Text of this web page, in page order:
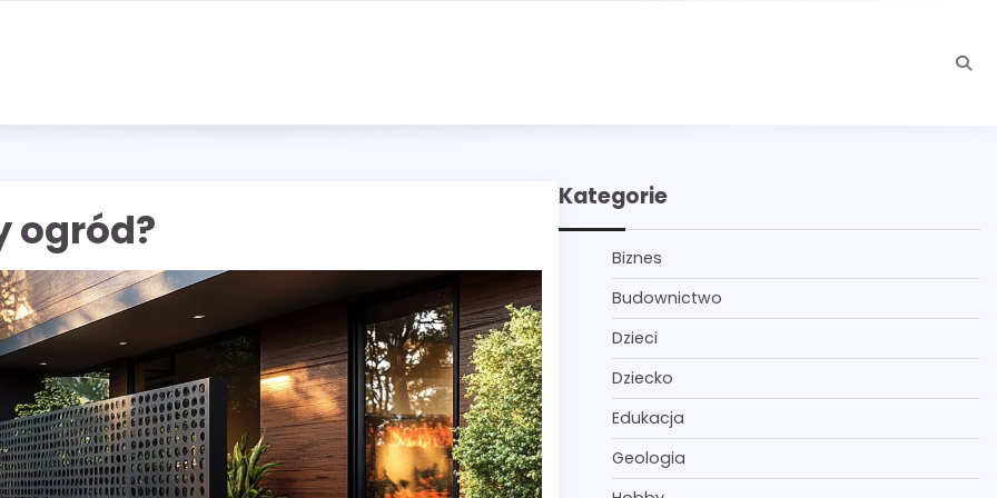
ogród?
Kategorie
Biznes
Budownictwo
Dzieci
Dziecko
Edukacja
Geologia